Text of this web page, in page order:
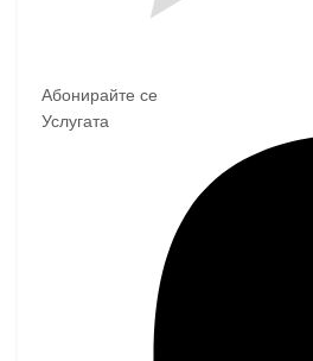
Абонирайте се
Услугата